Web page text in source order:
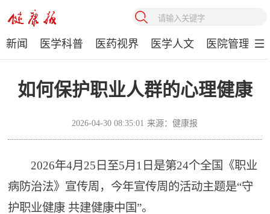
新闻 医学科普 医药视界 医学人文 医院管理
如何保护职业人群的心理健康
2026-04-30 08:35:01 来源：健康报
2026年4月25日至5月1日是第24个全国《职业
病防治法》宣传周，今年宣传周的活动主题是“守
护职业健康 共建健康中国”。